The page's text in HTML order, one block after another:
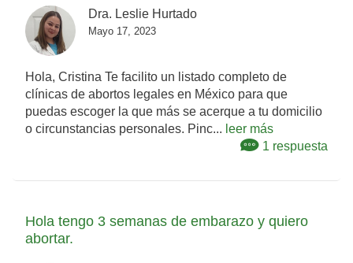
Dra. Leslie Hurtado
Mayo 17, 2023
Hola, Cristina Te facilito un listado completo de
clínicas de abortos legales en México para que
puedas escoger la que más se acerque a tu domicilio
o circunstancias personales. Pinc... leer más
1 respuesta
Hola tengo 3 semanas de embarazo y quiero
abortar.